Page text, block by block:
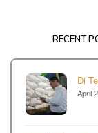
RECENT
Di
April